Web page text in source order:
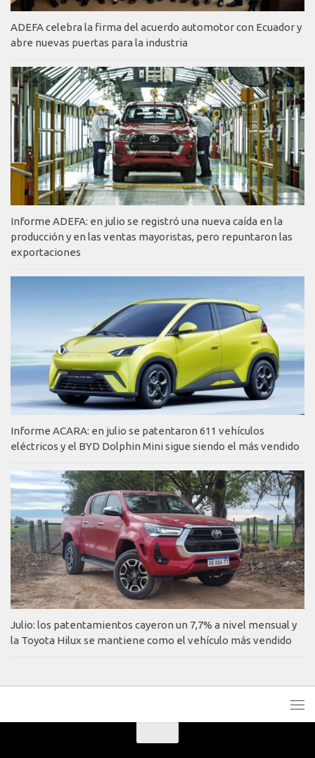
ADEFA celebra la firma del acuerdo automotor con Ecuador y
abre nuevas puertas para la industria
Informe ADEFA: en julio se registró una nueva caída en la
producción y en las ventas mayoristas, pero repuntaron las
exportaciones
Informe ACARA: en julio se patentaron 611 vehículos
eléctricos y el BYD Dolphin Mini sigue siendo el más vendido
Julio: los patentamientos cayeron un 7,7% a nivel mensual y
la Toyota Hilux se mantiene como el vehículo más vendido